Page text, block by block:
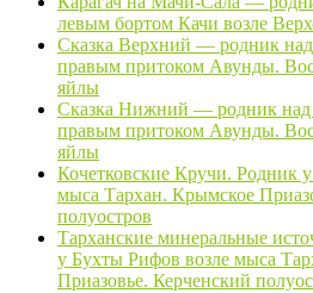
левым бортом Качи возле
Сказка Верхний — родник
правым притоком Авунды.
яйлы
Сказка Нижний — родник над
правым притоком Авунды.
яйлы
Кочетковские Кручи. Родник
мыса Тархан. Крымское
полуостров
Тарханские минеральные
у Бухты Рифов возле мыса
Приазовье. Керченский